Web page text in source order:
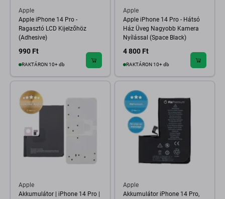
Apple
Apple iPhone 14 Pro -
Ragasztó LCD Kijelzőhöz
(Adhesive)
990 Ft
RAKTÁRON 10+ db
Apple
Apple iPhone 14 Pro - Hátsó
Ház Üveg Nagyobb Kamera
Nyílással (Space Black)
4 800 Ft
RAKTÁRON 10+ db
Apple
Akkumulátor | iPhone 14 Pro |
Apple
Akkumulátor iPhone 14 Pro,